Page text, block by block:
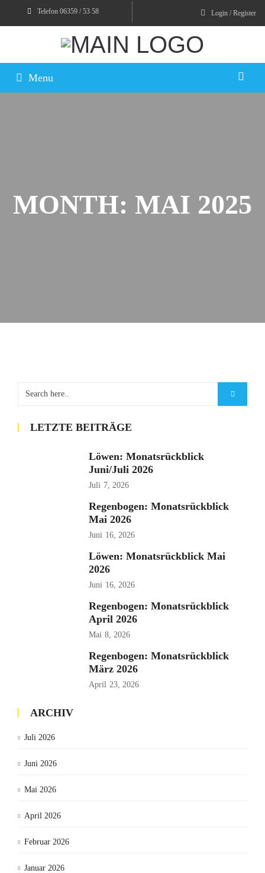
Telefon 06359 / 53 58 Login / Register
Menu
MONTH: MAI 2025
LETZTE BEITRÄGE
Löwen: Monatsrückblick
Juni/Juli 2026
Juli 7, 2026
Regenbogen: Monatsrückblick
Mai 2026
Juni 16, 2026
Löwen: Monatsrückblick Mai
2026
Juni 16, 2026
Regenbogen: Monatsrückblick
April 2026
Mai 8, 2026
Regenbogen: Monatsrückblick
März 2026
April 23, 2026
ARCHIV
Juli 2026
Juni 2026
Mai 2026
April 2026
Februar 2026
Januar 2026